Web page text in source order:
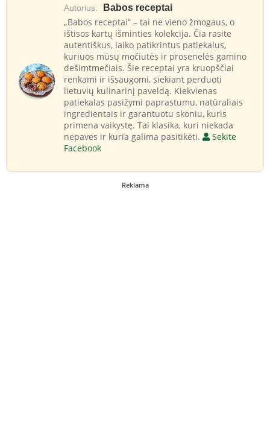
Autorius: Babos receptai
„Babos receptai“ – tai ne vieno žmogaus, o
ištisos kartų išminties kolekcija. Čia rasite
autentiškus, laiko patikrintus patiekalus,
kuriuos mūsų močiutės ir prosenelės gamino
dešimtmečiais. Šie receptai yra kruopščiai
renkami ir išsaugomi, siekiant perduoti
lietuvių kulinarinį paveldą. Kiekvienas
patiekalas pasižymi paprastumu, natūraliais
ingredientais ir garantuotu skoniu, kuris
primena vaikystę. Tai klasika, kuri niekada
nepaves ir kuria galima pasitikėti.
Sekite
Facebook
Reklama